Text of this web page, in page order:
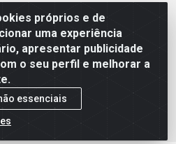
próprios e de
uma experiência
apresentar publicidade
o seu perfil e melhorar a
essenciais
anos no mercado paraibano, é
destacando-se pela logística
e excelência.